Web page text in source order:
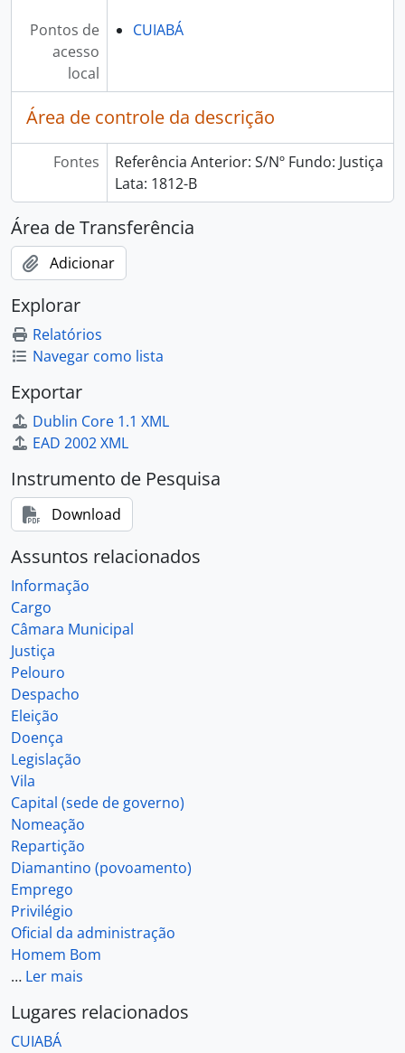
Pontos de
acesso
local
CUIABÁ
Área de controle da descrição
Fontes
Referência Anterior: S/Nº Fundo: Justiça
Lata: 1812-B
Área de Transferência
Adicionar
Explorar
Relatórios
Navegar como lista
Exportar
Dublin Core 1.1 XML
EAD 2002 XML
Instrumento de Pesquisa
Download
Assuntos relacionados
Informação
Cargo
Câmara Municipal
Justiça
Pelouro
Despacho
Eleição
Doença
Legislação
Vila
Capital (sede de governo)
Nomeação
Repartição
Diamantino (povoamento)
Emprego
Privilégio
Oficial da administração
Homem Bom
… Ler mais
Lugares relacionados
CUIABÁ